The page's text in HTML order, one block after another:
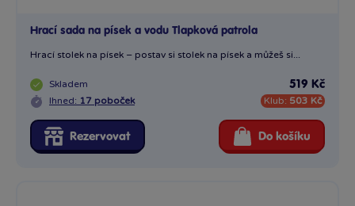
Hrací sada na písek a vodu Tlapková patrola
Hrací stolek na písek – postav si stolek na písek a můžeš si...
Skladem
Ihned: 17 poboček
519 Kč
Klub: 503 Kč
Rezervovat Do košíku